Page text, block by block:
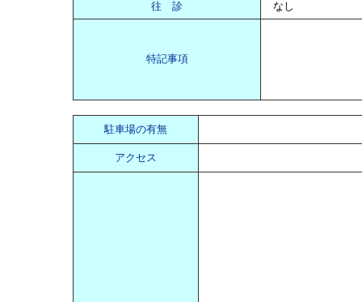
往 診 なし
特記事項
駐車場の有無
アクセス